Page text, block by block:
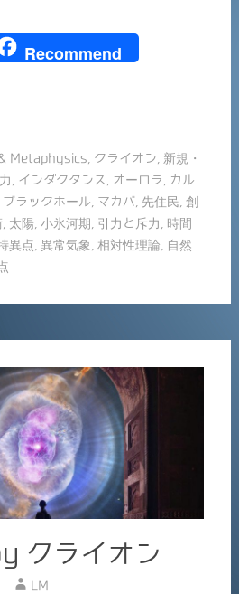
Recommend
Metaphysics クライオン
新規・
インダクタンス オーロラ
カル
ブラックホール マカバ, 先住民 創
, 太陽 小氷河期 引力と斥力
時間
異点 異常気象 相対性理論
自然
クライオン
LM